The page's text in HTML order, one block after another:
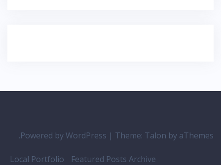
Powered by WordPress | Theme: Talon by aThemes.
Featured Posts Archive
Local Portfolio